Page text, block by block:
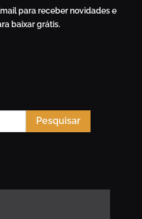
para receber novidades e
baixar grátis.
Pesquisar